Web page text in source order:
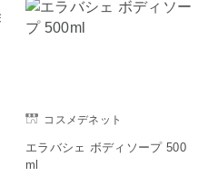
コスメデネット
エラバシェ ボディソープ 500
ml